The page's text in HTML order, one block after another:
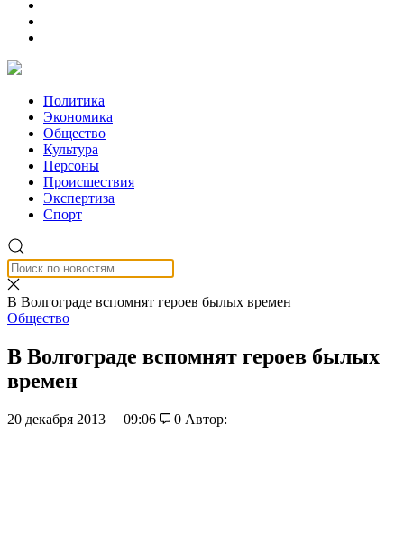
Политика
Экономика
Общество
Культура
Персоны
Происшествия
Экспертиза
Спорт
В Волгограде вспомнят героев былых времен
Общество
В Волгограде вспомнят героев былых
времен
20 декабря 2013 09:06 0 Автор: